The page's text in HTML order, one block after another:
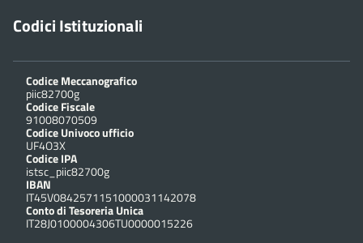
Codici Istituzionali
Codice Meccanografico
piic82700g
Codice Fiscale
91008070509
Codice Univoco ufficio
UF4O3X
Codice IPA
istsc_piic82700g
IBAN
IT45V0842571151000031142078
Conto di Tesoreria Unica
IT28J0100004306TU0000015226